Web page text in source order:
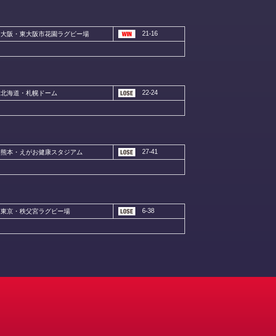
大阪・東大阪市花園ラグビー場 21-16
北海道・札幌ドーム 22-24
熊本・えがお健康スタジアム 27-41
東京・秩父宮ラグビー場 6-38